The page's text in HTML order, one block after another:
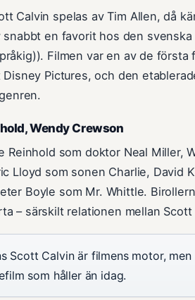
Calvin spelas av Tim Allen, då
snabbt en favorit hos den
Filmen var en av de första
Pictures, och den
Wendy Crewson
Reinhold som doktor Neal Miller,
Lloyd som sonen Charlie, David
Boyle som Mr. Whittle.
– särskilt relationen mellan
Scott Calvin är filmens motor,
som håller än idag.